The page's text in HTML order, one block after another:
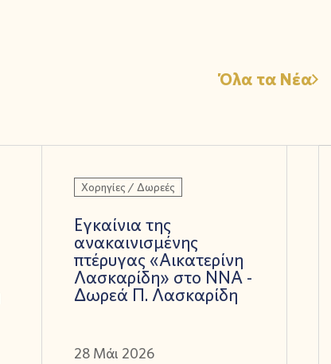
Όλα τα Νέα
Χορηγίες / Δωρεές
Εγκαίνια της
ανακαινισμένης
πτέρυγας «Αικατερίνη
Λασκαρίδη» στο ΝΝΑ -
Δωρεά Π. Λασκαρίδη
28 Μάι 2026